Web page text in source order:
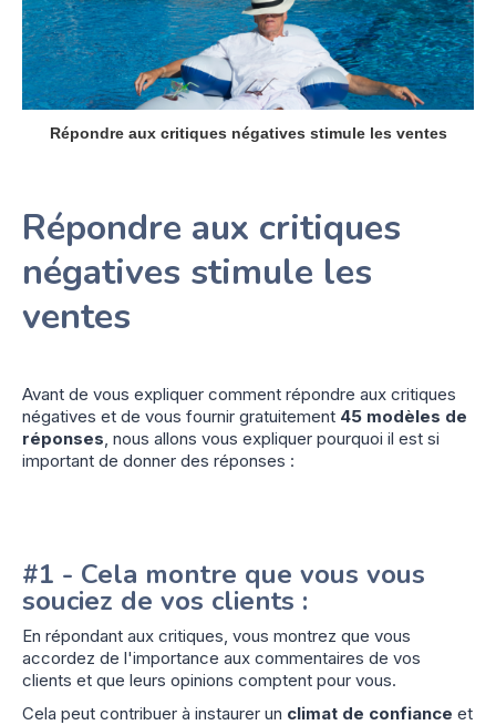
Répondre aux critiques négatives stimule les ventes
Répondre aux critiques
négatives stimule les
ventes
Avant de vous expliquer comment répondre aux critiques
négatives et de vous fournir gratuitement 45 modèles de
réponses , nous allons vous expliquer pourquoi il est si
important de donner des réponses :
#1 - Cela montre que vous vous
souciez de vos clients :
En répondant aux critiques, vous montrez que vous
accordez de l'importance aux commentaires de vos
clients et que leurs opinions comptent pour vous.
Cela peut contribuer à instaurer un climat de confiance et